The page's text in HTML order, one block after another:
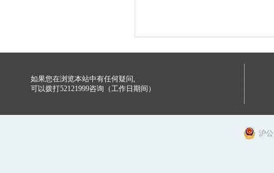
如果您在浏览本站中有任何疑问,
可以拨打52121999咨询（工作日期间）
沪公